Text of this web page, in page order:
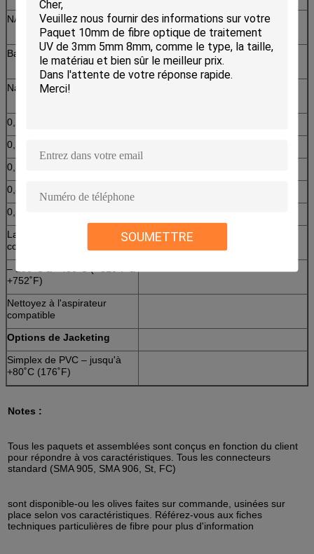
SOUMETTRE
NAS disponible :
± 0,02 du ± de Na 0,40 0,02 (2
mètres) ou 0,30
Bas Na – 0,12 ± 0,02
(plus considérablement que 40
mètres)
Na standard – 0,22 ± 0,02
0,28 – 0,28 ± 0,02
0,30 – 0,30 ± 0,02
0,37 (force/IR) – 0,37 ± 0,02
0,44 (force/IR) – 0,44 ± 0,02
0,53 (force/IR) – 0,53 ± 0,02
La température (selon la
configuration) :
La température : -45˚C à +275˚C (-
– 190°C à +400˚C (- 310˚F à
+752˚F)
Nettoyez à l'aspirateur
compatible
Options de Jacketing
Simplex de PVC – jusqu'à
+80˚C (176˚F)
Notes :
Tous les paquets et assemblées sont conçus en fonction du client
pour répondre à vos caractéristiques. Tous les connecteurs
standard (SMA 905, SMA 906, St, FC)
sont disponible-ou les olives faites sur commande, usinées sur
place selon vos caractéristiques. Référez-vous aux fiches
techniques particulières de fibre pour plus d'information